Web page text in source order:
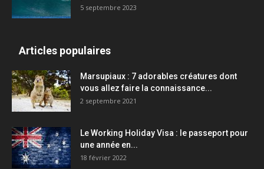
5 septembre 2023
Articles populaires
Marsupiaux : 7 adorables créatures dont
vous allez faire la connaissance...
2 septembre 2021
Le Working Holiday Visa : le passeport pour
une année en...
18 février 2022